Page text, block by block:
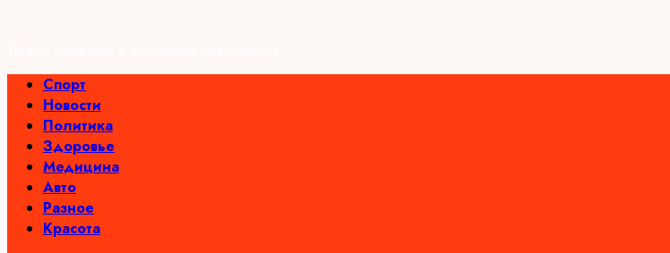
Основное
меню
Спорт
Новости
Политика
Здоровье
Медицина
Авто
Разное
Красота